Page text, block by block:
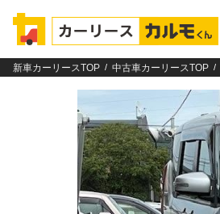
新車カーリースTOP 中古車カーリースTOP